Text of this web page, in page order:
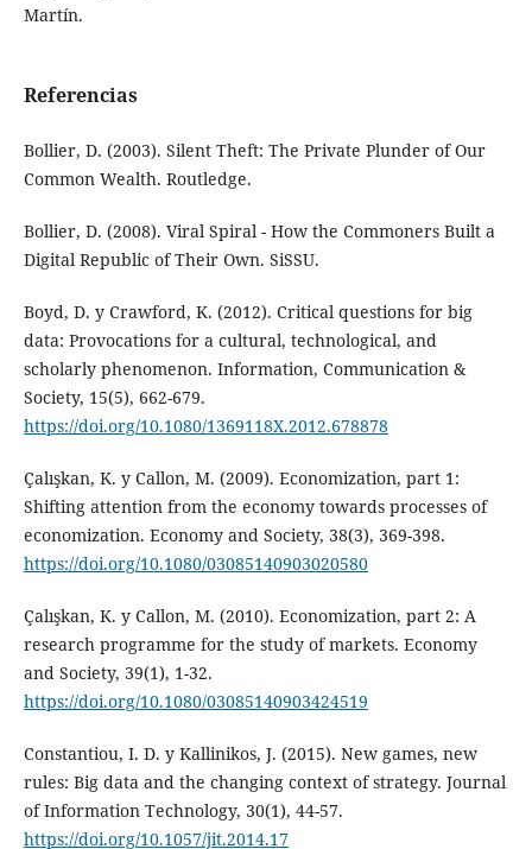
Martín.
Referencias
Bollier, D. (2003). Silent Theft: The Private Plunder of Our
Common Wealth. Routledge.
Bollier, D. (2008). Viral Spiral - How the Commoners Built a
Digital Republic of Their Own. SiSSU.
Boyd, D. y Crawford, K. (2012). Critical questions for big
data: Provocations for a cultural, technological, and
scholarly phenomenon. Information, Communication &
Society, 15(5), 662-679.
https://doi.org/10.1080/1369118X.2012.678878
Çalışkan, K. y Callon, M. (2009). Economization, part 1:
Shifting attention from the economy towards processes of
economization. Economy and Society, 38(3), 369-398.
https://doi.org/10.1080/03085140903020580
Çalışkan, K. y Callon, M. (2010). Economization, part 2: A
research programme for the study of markets. Economy
and Society, 39(1), 1-32.
https://doi.org/10.1080/03085140903424519
Constantiou, I. D. y Kallinikos, J. (2015). New games, new
rules: Big data and the changing context of strategy. Journal
of Information Technology, 30(1), 44-57.
https://doi.org/10.1057/jit.2014.17